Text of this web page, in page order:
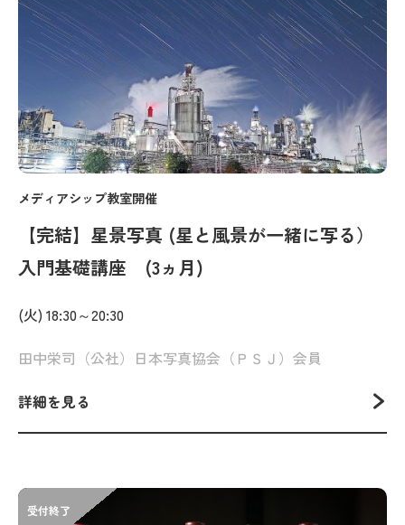
メディアシップ教室開催
【完結】星景写真 (星と風景が一緒に写る）
入門基礎講座 (3ヵ月)
(火) 18:30～20:30
田中栄司（公社）日本写真協会（ＰＳＪ）会員
詳細を見る
受付終了